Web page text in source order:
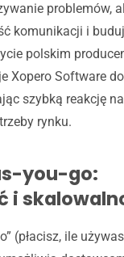
problemów,
komunikacji i
polskim
Xopero Software
szybką reakcję
rynku.
you-go:
i
(płacisz, ile